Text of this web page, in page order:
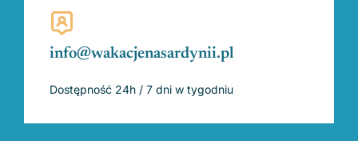
info@wakacjenasardynii.pl
Dostępność 24h / 7 dni w tygodniu